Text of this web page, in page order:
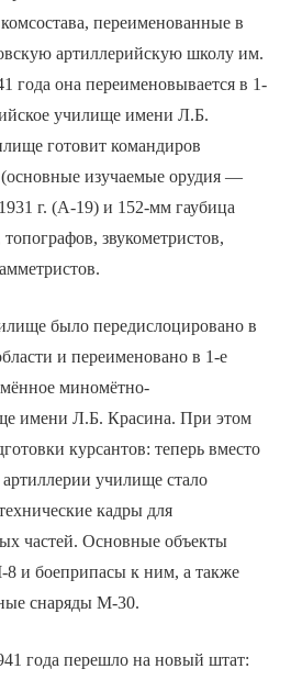
переименованные в
артиллерийскую школу им.
года она переименовывается в 1-
училище имени Л.Б.
готовит командиров
изучаемые орудия —
г. (А-19) и 152-мм гаубица
звукометристов,
было передислоцировано в
и переименовано в 1-е
миномётно-
имени Л.Б. Красина. При этом
курсантов: теперь вместо
училище стало
кадры для
частей. Основные объекты
и боеприпасы к ним, а также
снаряды М-30.
года перешло на новый штат: